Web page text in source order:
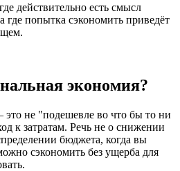
действительно есть смысл
где попытка сэкономить приведёт
экономия?
не "подешевле во что бы то ни
к затратам. Речь не о снижении
бюджета, когда вы
сэкономить без ущерба для